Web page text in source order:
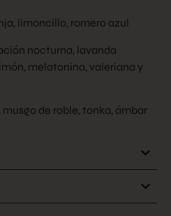
limoncillo, romero azul
nocturna, lavanda
melatonina, valeriana y
de roble, tonka, ámbar